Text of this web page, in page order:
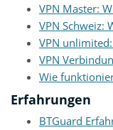
VPN Master:
VPN Schweiz:
VPN
VPN
Wie
Erfahrungen
BTGuard